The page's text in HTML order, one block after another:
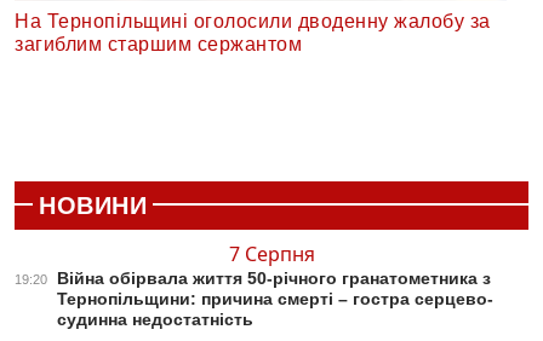
На Тернопільщині оголосили дводенну жалобу за
загиблим старшим сержантом
НОВИНИ
7 Серпня
19:20
Війна обірвала життя 50-річного гранатометника з
Тернопільщини: причина смерті – гостра серцево-
судинна недостатність